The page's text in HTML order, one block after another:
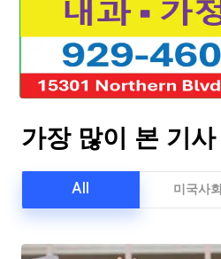
가장 많이 본 기사
All 미국사회